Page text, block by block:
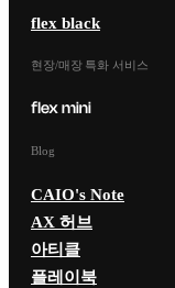
flex black
현장/매장 특화 서비스
Blog
CAIO's Note
AX 허브
아티클
플레이북